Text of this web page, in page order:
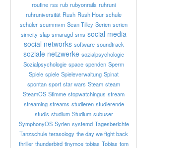
routine rss rub rubyonrails ruhruni
ruhruniversität Rush Rush Hour schule
schüler scummvm Sean Tilley Serien serien
simcity slap smaragd sms social media
social networks software soundtrack
soziale netzwerke sozialpsychologie
Sozialpsychologie space spenden Sperm
Spiele spiele Spieleverwaltung Spinat
spontan sport star wars Steam steam
SteamOS Stimme stopwatchingus stream
streaming streams studieren studierende
studis studium Studium subuser
SymphonyOS Syrien systemd Tagesberichte
Tanzschule terasology the day we fight back
thriller thunderbird tinymce tobias Tobias tom